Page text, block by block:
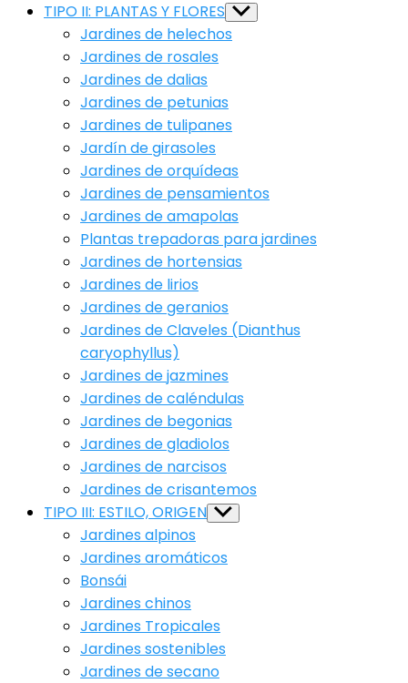
TIPO II: PLANTAS Y FLORES Show
sub
menu
Jardines de helechos
Jardines de rosales
Jardines de dalias
Jardines de petunias
Jardines de tulipanes
Jardín de girasoles
Jardines de orquídeas
Jardines de pensamientos
Jardines de amapolas
Plantas trepadoras para jardines
Jardines de hortensias
Jardines de lirios
Jardines de geranios
Jardines de Claveles (Dianthus
caryophyllus)
Jardines de jazmines
Jardines de caléndulas
Jardines de begonias
Jardines de gladiolos
Jardines de narcisos
Jardines de crisantemos
TIPO III: ESTILO, ORIGEN Show
sub
Jardines alpinos
Jardines aromáticos
Bonsái
Jardines chinos
Jardines Tropicales
Jardines sostenibles
Jardines de secano